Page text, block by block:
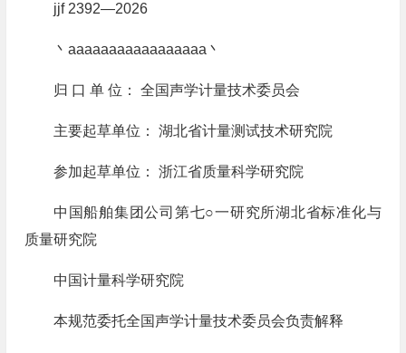
jjf 2392—2026
丶aaaaaaaaaaaaaaaaa丶
归 口 单 位： 全国声学计量技术委员会
主要起草单位： 湖北省计量测试技术研究院
参加起草单位： 浙江省质量科学研究院
中国船舶集团公司第七○一研究所湖北省标准化与
质量研究院
中国计量科学研究院
本规范委托全国声学计量技术委员会负责解释